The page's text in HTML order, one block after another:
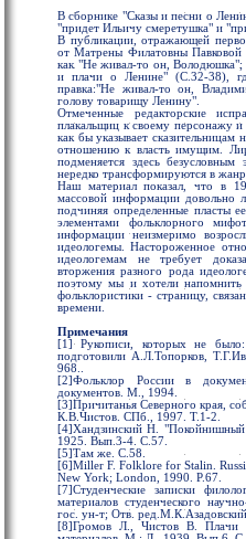
В сборнике "Сказы и песни о
"придет Ильичу смеретушка" и
В публикации, отражающей
от Матрены Филатовны Павковой
как "Не живал-то он, Володюшка";
и плачи о Ленине" (С.32-38),
правка:"Не живал-то он,
голову товарищу Ленину".
Отмеченные редакторские
плакальщиц к своему персонажу
как бы указывает
отношению к власть имущим.
подменяется здесь
нередко трансформируются в жанр
Наш материал показал, что в
массовой информации довольно
подчиняя определенные пласты
элементами фольклорного
информации неизмеримо
идеологемы. Настороженное
идеологемам не требует
вторжения разного рода
поэтому мы и хотели напомнить
фольклористики - страницу,
времени.
Примечания
[1] Рукописи, которых не
подготовили А.Л.Топорков,
968..
[2]Фольклор России в
документов. М., 1994.
[3]Причитанья Северного края,
К.В.Чистов. СПб., 1997. Т.1-2.
[4]Хандзинский Н.
1925. Вып.3-4. С.57.
[5]Там же. С.58.
[6]Miller F. Folklore for Stalin.
New York; London, 1990. P.67.
[7]Студенческие записки
материалов студенческого
гос. ун-т; Отв.
[8]Громов Л., Чистов В. Плачи